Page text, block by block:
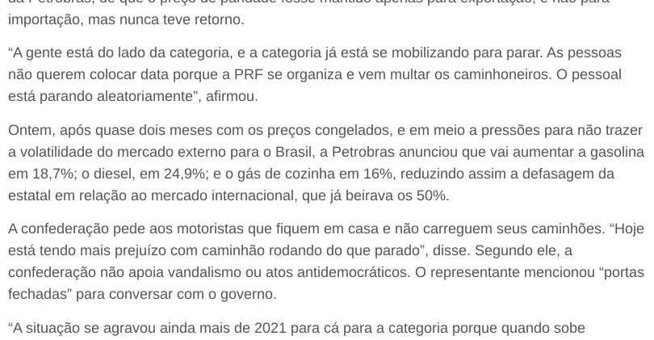
importação, mas nunca teve retorno.
“A gente está do lado da categoria, e a categoria já está se mobilizando para parar. As pessoas
não querem colocar data porque a PRF se organiza e vem multar os caminhoneiros. O pessoal
está parando aleatoriamente”, afirmou.
Ontem, após quase dois meses com os preços congelados, e em meio a pressões para não trazer
a volatilidade do mercado externo para o Brasil, a Petrobras anunciou que vai aumentar a gasolina
em 18,7%; o diesel, em 24,9%; e o gás de cozinha em 16%, reduzindo assim a defasagem da
estatal em relação ao mercado internacional, que já beirava os 50%.
A confederação pede aos motoristas que fiquem em casa e não carreguem seus caminhões. “Hoje
está tendo mais prejuízo com caminhão rodando do que parado”, disse. Segundo ele, a
confederação não apoia vandalismo ou atos antidemocráticos. O representante mencionou “portas
fechadas” para conversar com o governo.
“A situação se agravou ainda mais de 2021 para cá para a categoria porque quando sobe